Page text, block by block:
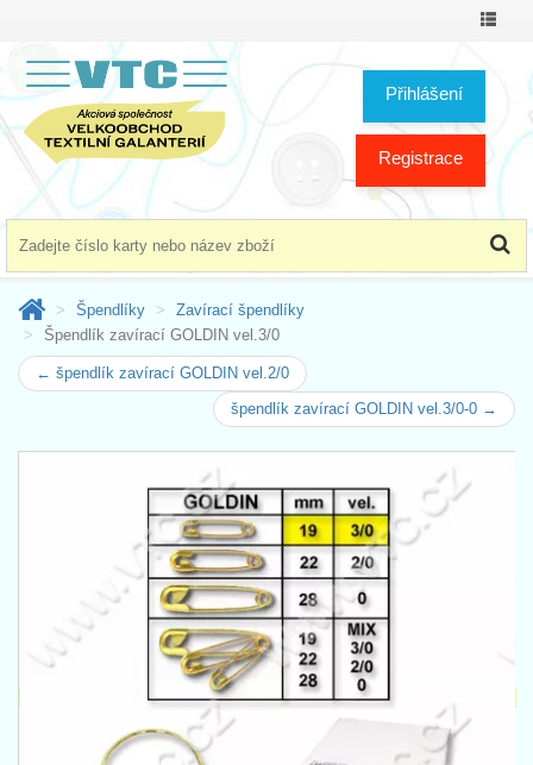
Přihlášení
Registrace
Špendlíky
Zavírací špendlíky
Špendlík zavírací GOLDIN vel.3/0
← špendlík zavírací GOLDIN vel.2/0
špendlík zavírací GOLDIN vel.3/0-0 →